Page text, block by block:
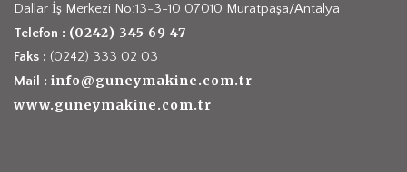
Dallar İş Merkezi No:13-3-10 07010 Muratpaşa/Antalya
Telefon : (0242) 345 69 47
Faks : (0242) 333 02 03
Mail : info@guneymakine.com.tr
www.guneymakine.com.tr